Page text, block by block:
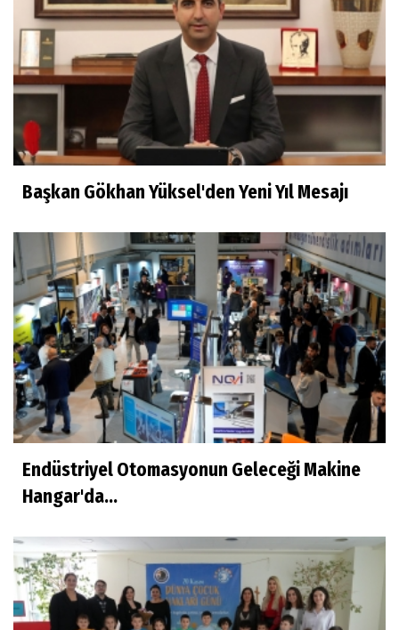
Başkan Gökhan Yüksel'den Yeni Yıl Mesajı
Endüstriyel Otomasyonun Geleceği Makine
Hangar'da...